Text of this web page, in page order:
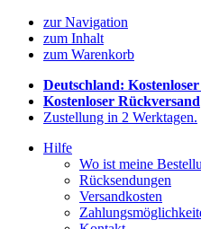
zur Navigation
zum Inhalt
zum Warenkorb
Deutschland:
Kostenloser Rückversand
Zustellung in 2 Werktagen.
Hilfe
Wo ist meine
Rücksendungen
Versandkosten